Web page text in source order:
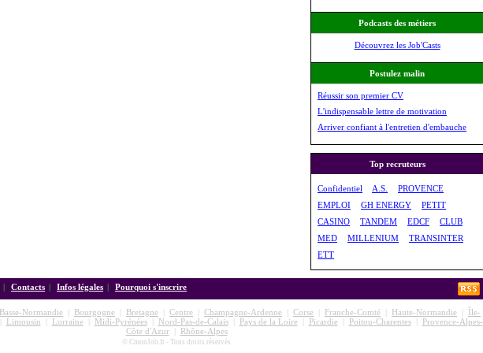
Podcasts des métiers
Découvrez les Job'Casts
Postulez malin
Réussir son premier CV
L'indispensable lettre de motivation
Arriver confiant à l'entretien d'embauche
Top recruteurs
Confidentiel A.S.
PROVENCE
EMPLOI
GH ENERGY
PETIT
CASINO
TANDEM EDCF
CLUB
MED
MILLENIUM
TRANSINTER
ETT
| Contacts | Infos légales | Pourquoi s'inscrire
Basse-Normandie Bourgogne Bretagne Centre Champagne-Ardenne Corse Franche-Comté Haute-Normandie
Île-
Limousin Lorraine| Midi-Pyrénées| Nord-Pas-de-Calais| Pays de la Loire| Picardie| Poitou-Charentes|
Provence-Alpes-
Côte d'Azur| Rhône-Alpes
© CmonJob.fr - Tous droits réservés